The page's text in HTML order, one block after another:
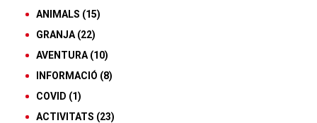
ANIMALS (15)
GRANJA (22)
AVENTURA (10)
INFORMACIÓ (8)
COVID (1)
ACTIVITATS (23)